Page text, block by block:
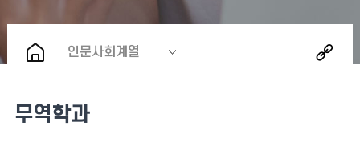
인문사회계열
무역학과